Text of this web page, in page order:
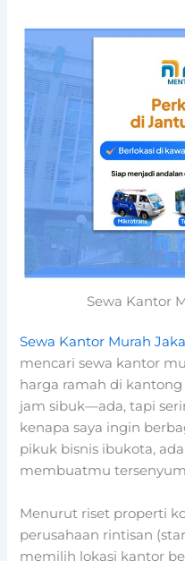
Sewa Kantor
Sewa Kantor Murah
mencari sewa kantor
harga ramah di
jam sibuk—ada, tapi
kenapa saya ingin
pikuk bisnis ibukota,
membuatmu
Menurut riset properti
perusahaan rintisan
memilih lokasi kantor